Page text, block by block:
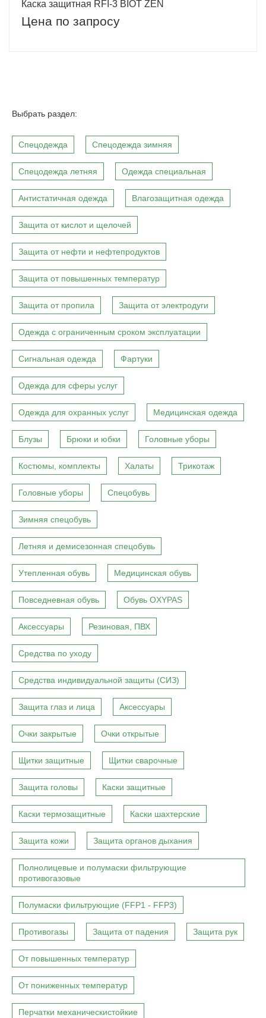
Каска защитная RFI-3 BIOT ZEN
Цена по запросу
Выбрать раздел:
Спецодежда Спецодежда зимняя
Спецодежда летняя Одежда специальная
Антистатичная одежда Влагозащитная одежда
Защита от кислот и щелочей
Защита от нефти и нефтепродуктов
Защита от повышенных температур
Защита от пропила Защита от электродуги
Одежда с ограниченным сроком эксплуатации
Сигнальная одежда Фартуки
Одежда для сферы услуг
Одежда для охранных услуг Медицинская одежда
Блузы Брюки и юбки Головные уборы
Костюмы, комплекты Халаты Трикотаж
Головные уборы Спецобувь
Зимняя спецобувь
Летняя и демисезонная спецобувь
Утепленная обувь Медицинская обувь
Повседневная обувь Обувь OXYPAS
Аксессуары Резиновая, ПВХ
Средства по уходу
Средства индивидуальной защиты (СИЗ)
Защита глаз и лица Аксессуары
Очки закрытые Очки открытые
Щитки защитные Щитки сварочные
Защита головы Каски защитные
Каски термозащитные Каски шахтерские
Защита кожи Защита органов дыхания
Полнолицевые и полумаски фильтрующие
противогазовые
Полумаски фильтрующие (FFP1 - FFP3)
Противогазы Защита от падения Защита рук
От повышенных температур
От пониженных температур
Перчатки механическистойкие